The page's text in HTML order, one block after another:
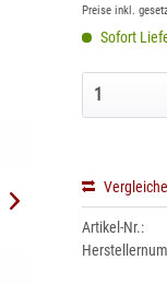
Preise inkl.
Sofort
Artikel-Nr.: